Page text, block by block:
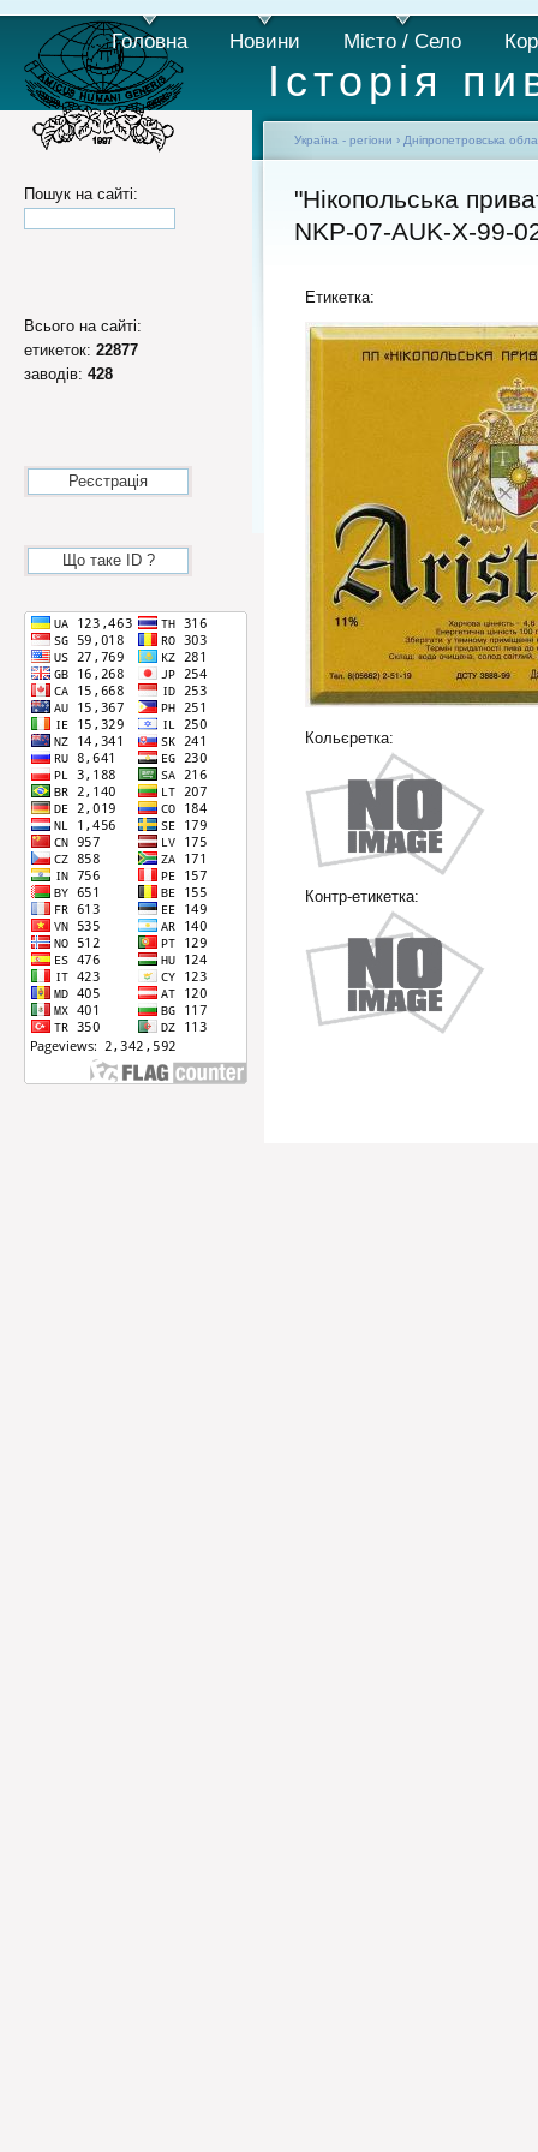
Історія
Головна Новини Місто / Село
Пошук на сайті:
Всього на сайті:
етикеток: 22877
заводів: 428
Реєстрація
Що таке ID ?
Україна - регіони › Дніпропетровська
"Нікопольська
NKP-07-AUK-X-99-
Етикетка:
Кольєретка:
Контр-етикетка: